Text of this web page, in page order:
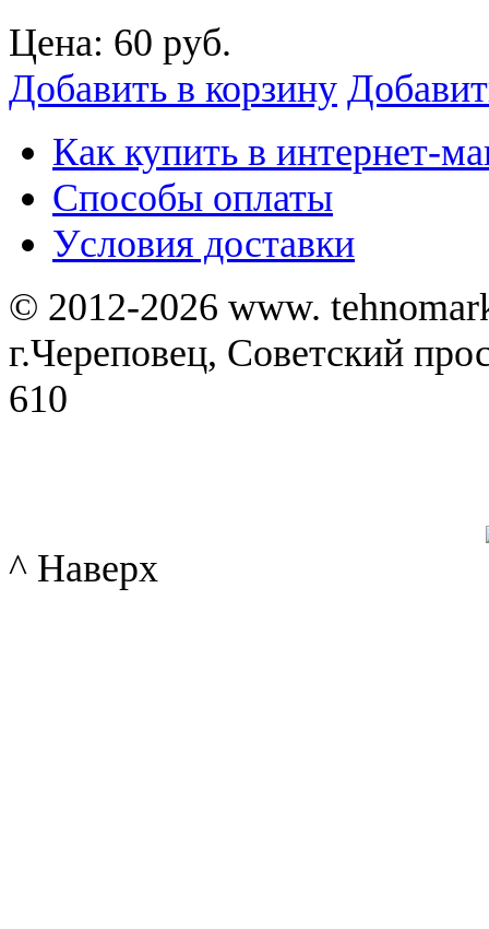
Цена: 60 руб.
Добавить в корзину
Как купить в интернет-
Способы оплаты
Уcловия доставки
© 2012-2026 www.
г.Череповец, Советский
610
^ Наверх